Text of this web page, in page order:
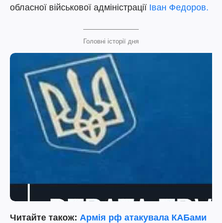
обласної військової адміністрації Іван Федоров.
Головні історії дня
Читайте також: Армія рф атакувала КАБами